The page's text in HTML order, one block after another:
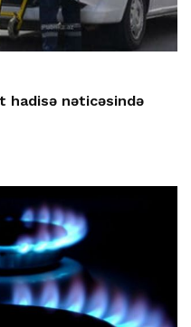
hadisə nəticəsində